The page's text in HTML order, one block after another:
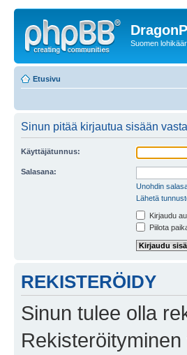
Suomen
Etusivu
Sinun pitää kirjautua sisään
Käyttäjätunnus:
Salasana:
Unohdin
Lähetä
Kirjaudu
Piilota
REKISTERÖIDY
Sinun tulee olla